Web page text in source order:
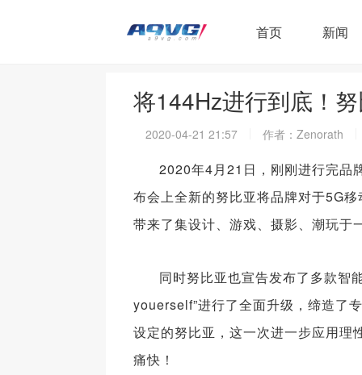
首页 新闻
将144Hz进行到底！
2020-04-21 21:57 作者：Zenorath
2020年4月21日，刚刚进行完品
布会上全新的努比亚将品牌对于5G
带来了集设计、游戏、摄影、潮玩
同时努比亚也宣告发布了多款智
youerself”进行了全面升级，缔造了
设定的努比亚，这一次进一步应用
痛快！